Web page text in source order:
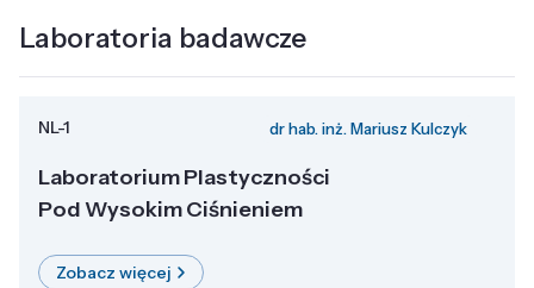
Laboratoria badawcze
NL-1 dr hab. inż. Mariusz Kulczyk
Laboratorium Plastyczności
Pod Wysokim Ciśnieniem
Zobacz więcej